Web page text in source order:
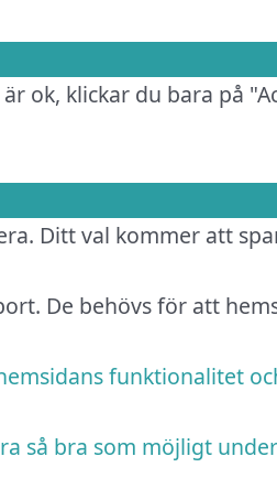
ok, klickar du bara på
Ditt val kommer att
De behövs för att
funktionalitet
så bra som möjligt